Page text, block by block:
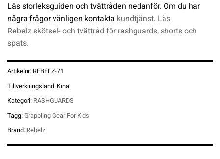
Läs storleksguiden och tvättråden nedanför. Om du har
några frågor vänligen kontakta kundtjänst. Läs
Rebelz skötsel- och tvättråd för rashguards, shorts och
spats.
Artikelnr: REBELZ-71
Tillverkningsland: Kina
Kategori: RASHGUARDS
Tagg:Grappling Gear For Kids
Brand: Rebelz